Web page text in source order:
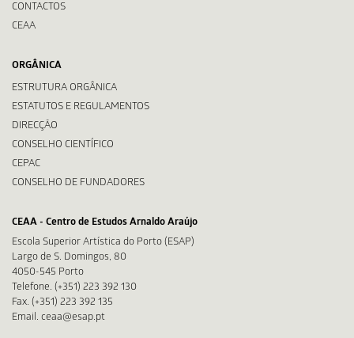
CONTACTOS
CEAA
ORGÂNICA
ESTRUTURA ORGÂNICA
ESTATUTOS E REGULAMENTOS
DIRECÇÃO
CONSELHO CIENTÍFICO
CEPAC
CONSELHO DE FUNDADORES
CEAA - Centro de Estudos Arnaldo Araújo
Escola Superior Artística do Porto (ESAP)
Largo de S. Domingos, 80
4050-545 Porto
Telefone. (+351) 223 392 130
Fax. (+351) 223 392 135
Email. ceaa@esap.pt